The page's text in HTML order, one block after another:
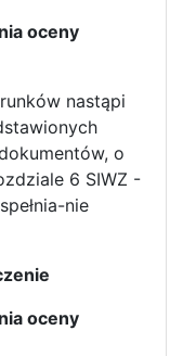
oceny
nastąpi
o
6 SIWZ -
nie
oceny